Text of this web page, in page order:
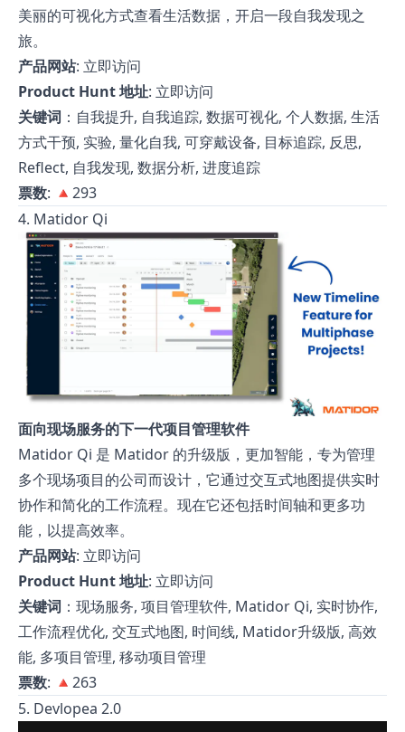
美丽的可视化方式查看生活数据，开启一段自我发现之
旅。
产品网站: 立即访问
Product Hunt 地址: 立即访问
关键词 ：自我提升, 自我追踪, 数据可视化, 个人数据, 生活
方式干预, 实验, 量化自我, 可穿戴设备, 目标追踪, 反思,
Reflect, 自我发现, 数据分析, 进度追踪
票数: 🔺293
4. Matidor Qi
面向现场服务的下一代项目管理软件
Matidor Qi 是 Matidor 的升级版，更加智能，专为管理
多个现场项目的公司而设计，它通过交互式地图提供实时
协作和简化的工作流程。现在它还包括时间轴和更多功
能，以提高效率。
产品网站: 立即访问
Product Hunt 地址: 立即访问
关键词 ：现场服务, 项目管理软件, Matidor Qi, 实时协作,
工作流程优化, 交互式地图, 时间线, Matidor升级版, 高效
能, 多项目管理, 移动项目管理
票数: 🔺263
5. Devlopea 2.0